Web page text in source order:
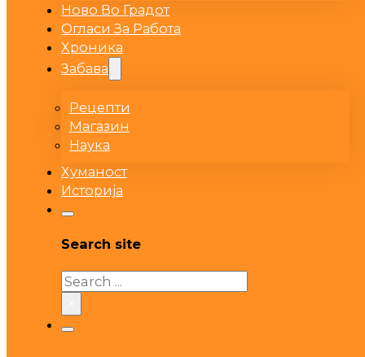
Ново Во Градот
Огласи За Работа
Хроника
Забава
Рецепти
Магазин
Наука
Хуманост
Историја
Search site
Search